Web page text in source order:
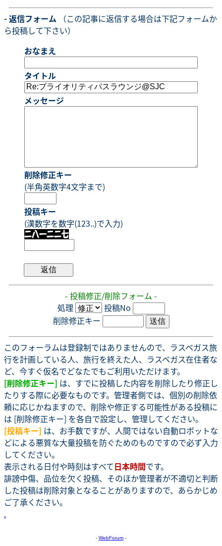
- 返信フォーム （この記事に返信する場合は下記フォームか
ら投稿して下さい）
おなまえ
タイトル
メッセージ
削除修正キー
(半角英数字4文字まで)
投稿キー
(漢数字を数字(123..)で入力)
- 投稿修正/削除フォーム -
処理
投稿No
削除修正キー
このフォーラムは登録制ではありませんので、ラスベガス旅
行を計画している人、旅行を終えた人、ラスベガス在住者な
ど、今すぐ仮名でどなたでもご利用いただけます。
[削除修正キー] は、すでに投稿した内容を削除したり修正し
たりする際に必要なものです。管理者側では、個別の削除依
頼に応じかねますので、削除や修正する可能性がある投稿に
は [削除修正キー] を各自で設定し、管理してください。
[投稿キー] は、お手数ですが、人間ではない自動ロボットな
どによる悪質な大量投稿を防ぐためのものですので必ず入力
してください。
表示される日付や時刻はすべて日本時間です。
誹謗中傷、品位を欠く投稿、そのほか管理者が不適切と判断
した投稿は削除対象となることがありますので、あらかじめ
ご了承ください。
.
- WebForum -